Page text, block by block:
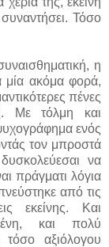
Τόσο
η
μία ακόμα φορά,
πένες
Με τόλμη και
ενός
τον μπροστά
να
πράγματι λόγια
από τις
εκείνης. Και
και πολύ
αξιόλογου